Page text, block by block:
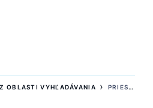
OBLASTI VYHĽADÁVANIA › PRIESKUMNÉ VYHĽADÁVANIE